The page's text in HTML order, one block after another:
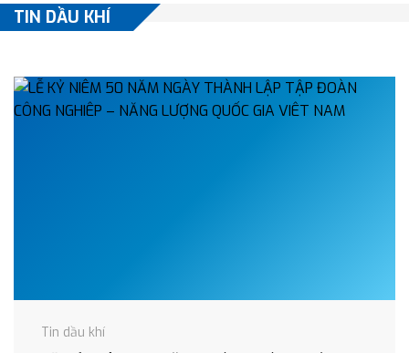
TIN DẦU KHÍ
Tin dầu khí